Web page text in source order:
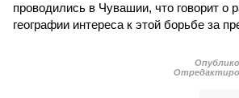
проводились в Чувашии, что говорит о
географии интереса к этой борьбе за